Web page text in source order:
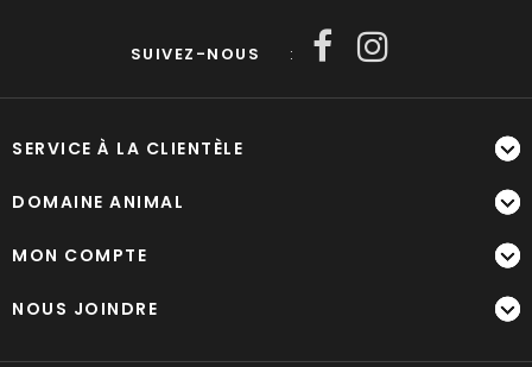
SUIVEZ-NOUS :
SERVICE À LA CLIENTÈLE
DOMAINE ANIMAL
MON COMPTE
NOUS JOINDRE